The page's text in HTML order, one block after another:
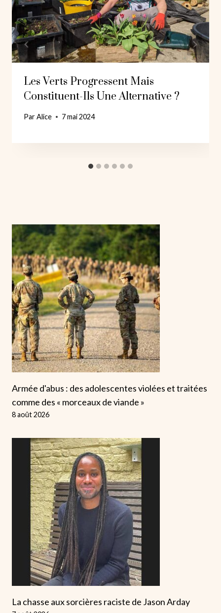
Les Verts Progressent Mais
Constituent-Ils Une Alternative ?
ParAlice 7 mai 2024
Armée d'abus : des adolescentes violées et traitées
comme des « morceaux de viande »
8 août 2026
La chasse aux sorcières raciste de Jason Arday